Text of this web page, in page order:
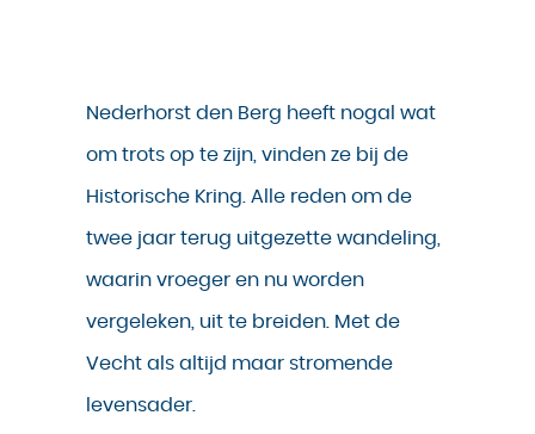
Nederhorst den Berg heeft nogal wat
om trots op te zijn, vinden ze bij de
Historische Kring. Alle reden om de
twee jaar terug uitgezette wandeling,
waarin vroeger en nu worden
vergeleken, uit te breiden. Met de
Vecht als altijd maar stromende
levensader.